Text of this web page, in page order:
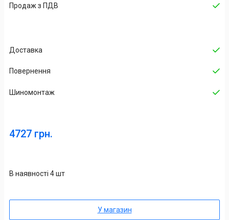
Продаж з ПДВ
Доставка
Повернення
Шиномонтаж
4727 грн.
В наявності 4 шт
У магазин